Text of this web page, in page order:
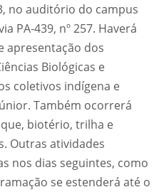
no auditório do campus
PA-439, nº 257. Haverá
apresentação dos
Biológicas e
coletivos indígena e
Também ocorrerá
biotério, trilha e
Outras atividades
nos dias seguintes, como
se estenderá até o